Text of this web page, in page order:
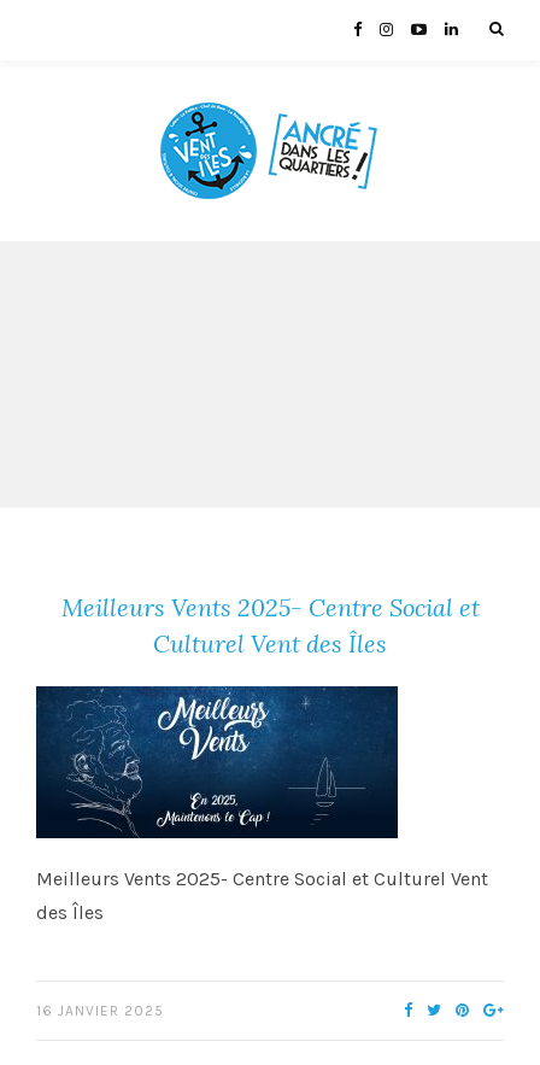
Meilleurs Vents 2025- Centre Social et
Culturel Vent des Îles
Meilleurs Vents 2025- Centre Social et Culturel Vent
des Îles
16 JANVIER 2025